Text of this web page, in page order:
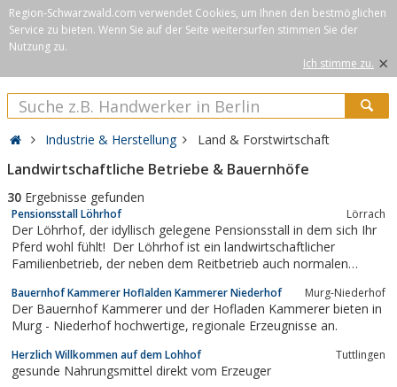
Region-Schwarzwald.com verwendet Cookies, um Ihnen den bestmöglichen
Service zu bieten. Wenn Sie auf der Seite weitersurfen stimmen Sie der
Nutzung zu.
Ich stimme zu. ×
Industrie & Herstellung Land & Forstwirtschaft
Landwirtschaftliche Betriebe & Bauernhöfe
30 Ergebnisse gefunden
Pensionsstall Löhrhof Lörrach
Der Löhrhof, der idyllisch gelegene Pensionsstall in dem sich Ihr
Pferd wohl fühlt! Der Löhrhof ist ein landwirtschaftlicher
Familienbetrieb, der neben dem Reitbetrieb auch normalen
Bauernhof Kammerer Hoflalden Kammerer Niederhof Murg-Niederhof
Der Bauernhof Kammerer und der Hofladen Kammerer bieten in
Murg - Niederhof hochwertige, regionale Erzeugnisse an.
Herzlich Willkommen auf dem Lohhof Tuttlingen
gesunde Nahrungsmittel direkt vom Erzeuger